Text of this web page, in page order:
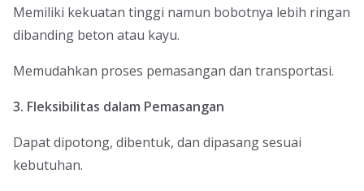
Memiliki kekuatan tinggi namun bobotnya lebih ringan
dibanding beton atau kayu.
Memudahkan proses pemasangan dan transportasi.
3. Fleksibilitas dalam Pemasangan
Dapat dipotong, dibentuk, dan dipasang sesuai
kebutuhan.